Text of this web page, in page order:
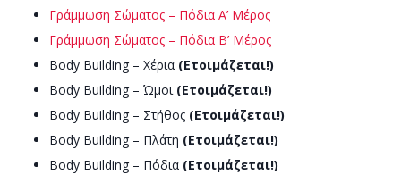
Γράμμωση Σώματος – Πόδια Α’ Μέρος
Γράμμωση Σώματος – Πόδια Β’ Μέρος
Body Building – Χέρια (Ετοιμάζεται!)
Body Building – Ώμοι (Ετοιμάζεται!)
Body Building – Στήθος (Ετοιμάζεται!)
Body Building – Πλάτη (Ετοιμάζεται!)
Body Building – Πόδια (Ετοιμάζεται!)